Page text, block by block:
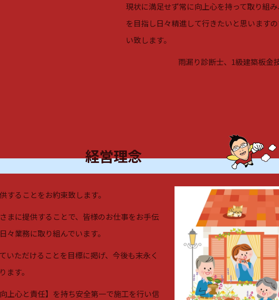
現状に満足せず常に向上心を持って取り組
を目指し日々精進して行きたいと思います
い致します。
雨漏り診断士、1級建築板金
経営理念
することをお約束致します。
まに提供することで、皆様のお仕事をお手伝
業務に取り組んでいます。
いただけることを目標に掲げ、今後も末永く
ます。
上心と責任】を持ち安全第一で施工を行い信